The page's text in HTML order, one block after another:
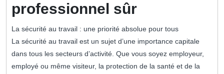
professionnel sûr
La sécurité au travail : une priorité absolue pour tous
La sécurité au travail est un sujet d’une importance capitale
dans tous les secteurs d’activité. Que vous soyez employeur,
employé ou même visiteur, la protection de la santé et de la